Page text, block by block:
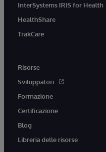
InterSystems IRIS for Health
HealthShare
TrakCare
Risorse
Sviluppatori
Formazione
Certificazione
Blog
Libreria delle risorse